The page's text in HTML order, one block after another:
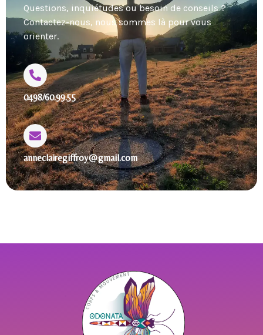
Questions, inquiétudes ou besoin de conseils ?
Contactez-nous, nous sommes là pour vous
orienter.
0498/60.99.55
anneclairegiffroy@gmail.com